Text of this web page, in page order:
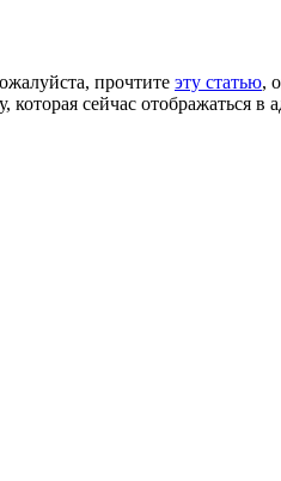
прочтите эту статью,
сейчас отображаться в